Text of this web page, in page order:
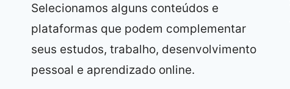
Selecionamos alguns conteúdos e
plataformas que podem complementar
seus estudos, trabalho, desenvolvimento
pessoal e aprendizado online.